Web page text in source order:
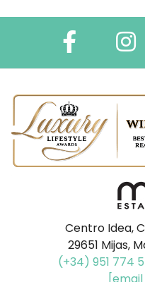
Centro Idea,
29651 Mijas,
(+34) 951 774